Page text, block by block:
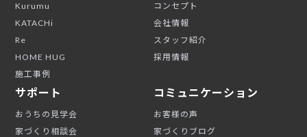
Kurumu
KATACHi
Re
HOME HUG
施工事例
コンセプト
会社情報
スタッフ紹介
採用情報
サポート
おうちの見学会
家づくり相談会
コミュニケーション
お客様の声
家づくりブログ